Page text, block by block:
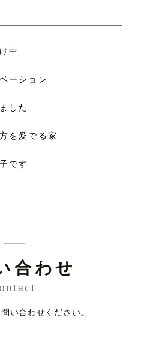
中
ーション
した
を愛でる家
です
合わせ
い合わせください。